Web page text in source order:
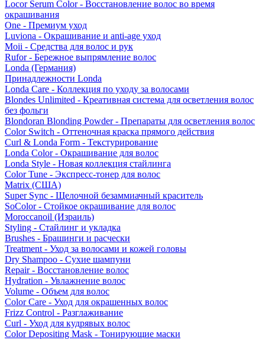
Locor Serum Color - Восстановление волос во время
окрашивания
One - Премиум уход
Luviona - Окрашивание и anti-age уход
Moii - Средства для волос и рук
Rufor - Бережное выпрямление волос
Londa (Германия)
Принадлежности Londa
Londa Care - Коллекция по уходу за волосами
Blondes Unlimited - Креативная система для осветления волос
без фольги
Blondoran Blonding Powder - Препараты для осветления волос
Color Switch - Оттеночная краска прямого действия
Curl & Londa Form - Текстурирование
Londa Color - Окрашивание для волос
Londa Style - Новая коллекция стайлинга
Color Tune - Экспресс-тонер для волос
Matrix (США)
Super Sync - Щелочной безаммиачный краситель
SoColor - Стойкое окрашивание для волос
Moroccanoil (Израиль)
Styling - Стайлинг и укладка
Brushes - Брашинги и расчески
Treatment - Уход за волосами и кожей головы
Dry Shampoo - Сухие шампуни
Repair - Восстановление волос
Hydration - Увлажнение волос
Volume - Объем для волос
Color Care - Уход для окрашенных волос
Frizz Control - Разглаживание
Curl - Уход для кудрявых волос
Color Depositing Mask - Тонирующие маски